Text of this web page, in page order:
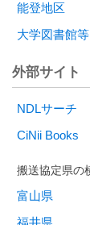
能登地区
大学図書館等
外部サイト
NDLサーチ
CiNii Books
富山県